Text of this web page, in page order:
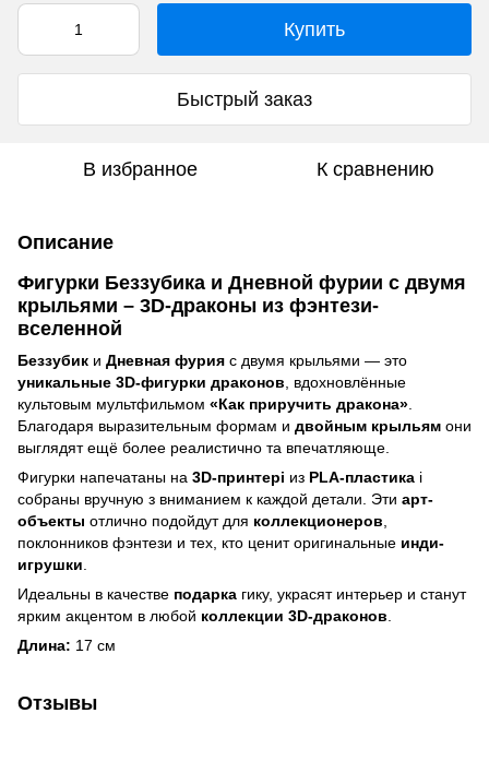
Купить
Быстрый заказ
В избранное К сравнению
Описание
Фигурки Беззубика и Дневной фурии с двумя
крыльями – 3D-драконы из фэнтези-
вселенной
Беззубик и Дневная фурия с двумя крыльями — это
уникальные 3D-фигурки драконов, вдохновлённые
культовым мультфильмом «Как приручить дракона».
Благодаря выразительным формам и двойным крыльям они
выглядят ещё более реалистично та впечатляюще.
Фигурки напечатаны на 3D-принтері из PLA-пластика і
собраны вручную з вниманием к каждой детали. Эти арт-
объекты отлично подойдут для коллекционеров,
поклонников фэнтези и тех, кто ценит оригинальные инди-
игрушки.
Идеальны в качестве подарка гику, украсят интерьер и станут
ярким акцентом в любой коллекции 3D-драконов.
Длина: 17 см
Отзывы